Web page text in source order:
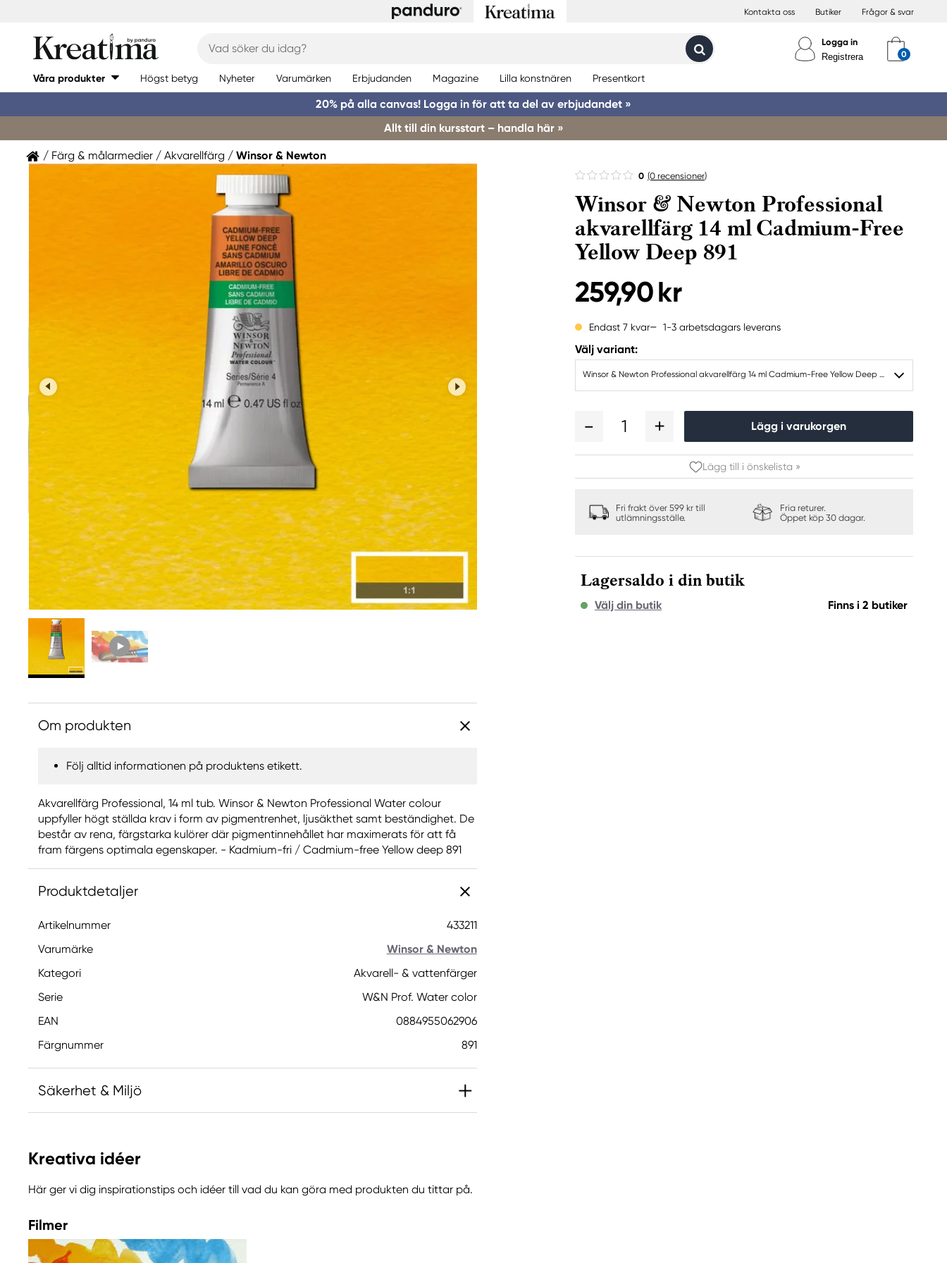
Kontakta oss Butiker Frågor & svar
Logga in
Registrera
Våra produkter Högst betyg Nyheter Varumärken Erbjudanden Magazine Lilla konstnären Presentkort
20% på alla canvas! Logga in för att ta del av erbjudandet »
Allt till din kursstart – handla här »
Färg & målarmedier Akvarellfärg Winsor & Newton
0 (0 recensioner)
Winsor & Newton Professional
akvarellfärg 14 ml Cadmium-Free
Yellow Deep 891
259,90 kr
Endast 7 kvar 1-3 arbetsdagars leverans
Välj variant:
Winsor & Newton Professional akvarellfärg 14 ml Cadmium-Free Yellow Deep 891
1 Lägg i varukorgen
Lägg till i önskelista »
Fri frakt över 599 kr till
utlämningsställe.
Fria returer.
Öppet köp 30 dagar.
Lagersaldo i din butik
Välj din butik Finns i 2 butiker
Om produkten
Följ alltid informationen på produktens etikett.
Akvarellfärg Professional, 14 ml tub. Winsor & Newton Professional Water colour
uppfyller högt ställda krav i form av pigmentrenhet, ljusäkthet samt beständighet. De
består av rena, färgstarka kulörer där pigmentinnehållet har maximerats för att få
fram färgens optimala egenskaper. - Kadmium-fri / Cadmium-free Yellow deep 891
Produktdetaljer
Artikelnummer
433211
Varumärke
Winsor & Newton
Kategori
Akvarell- & vattenfärger
Serie
W&N Prof. Water color
EAN
0884955062906
Färgnummer
891
Säkerhet & Miljö
allergisk reaktion.
Ansvarig EU
Winsor & Newton
Östra Långgatan 87
Kreativa idéer
Här ger vi dig inspirationstips och idéer till vad du kan göra med produkten du tittar på.
Filmer